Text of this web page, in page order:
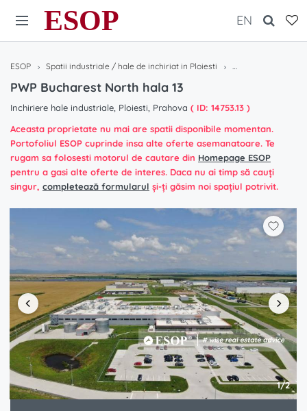
ESOP EN
ESOP Spatii industriale / hale de inchiriat in Ploiesti PWP Bucharest
PWP Bucharest North hala 13
Inchiriere hale industriale, Ploiesti, Prahova ( ID: 14753.13 )
Aceasta proprietate nu mai are spatii disponibile momentan.
Portofoliul ESOP cuprinde insa alte oferte asemanatoare. Te
rugam sa folosesti motorul de cautare din Homepage ESOP
pentru a gasi alte oferte de interes. Daca nu ai timp să cauți
singur, completează formularul și-ți găsim noi spațiul potrivit.
1/2